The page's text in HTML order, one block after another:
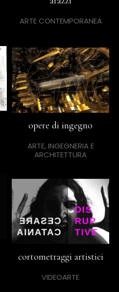
ARTE CONTEMPORANEA
opere di ingegno
ARTE, INGEGNERIA E
ARCHITETTURA
cortometraggi artistici
VIDEOARTE